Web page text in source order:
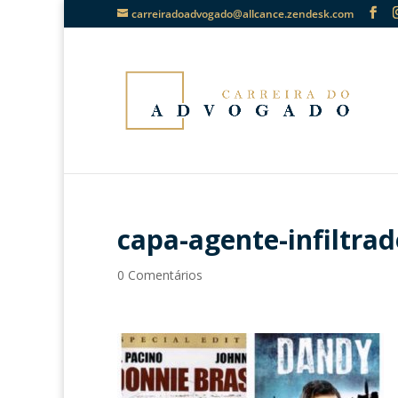
carreiradoadvogado@allcance.zendesk.com
capa-agente-
0 Comentários